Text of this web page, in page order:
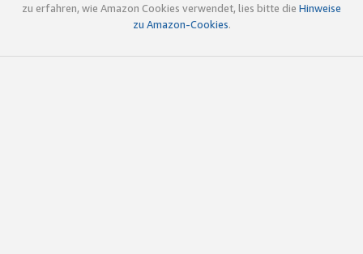
zu erfahren, wie Amazon Cookies verwendet, lies bitte die Hinweise
zu Amazon-Cookies.